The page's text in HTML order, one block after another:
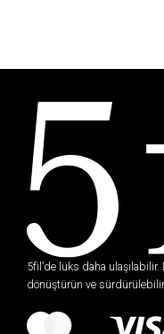
5fil’de lüks daha
dönüştürün ve sürdürülebilir